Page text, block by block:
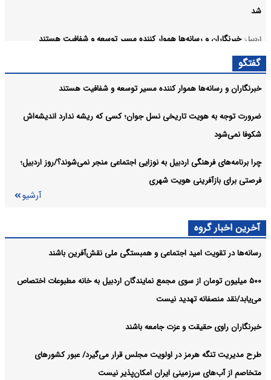
شد
اردبیل: خبرنگاران و رسانه‌ها هموار کننده مسیر توسعه و شفافیت هستند
اردبیل: ضرورت توجه به هویت تاریخی نسل جوان؛ کسی که ریشه ندارد
اندیشه‌اش شکوفا نمی‌شود
اردبیل: مأموریت اقتصادی استاندار اردبیل در باکو؛ توسعه کریدور شمال و واردات
نهاده‌های دامی در دستور کار
گفتگو
خبرنگاران و رسانه‌ها هموار کننده مسیر توسعه و شفافیت هستند
ضرورت توجه به هویت تاریخی نسل جوان؛ کسی که ریشه ندارد اندیشه‌اش
شکوفا نمی‌شود
چرا برنامه‌های فرهنگی اردبیل به نوزایی اجتماعی منجر نمی‌شوند؟/روز اردبیل؛
فرصتی برای بازآفرینی هویت شهری
آرشیو
آخرین اخبار گروه
رسانه‌ها در تقویت امید اجتماعی و همبستگی ملی نقش‌آفرین باشند
۵۰۰ میلیون تومان از سوی مجمع نمایندگان اردبیل به خانه مطبوعات اختصاص
می‌یابد/نقد منصفانه تهدید نیست
خبرنگاران راوی حقیقت و عزت جامعه باشند
طرح مدیریت تنگه هرمز در اولویت مجلس قرار می‌گیرد/ عبور کشورهای
متخاصم از آب‌های سرزمینی ایران امکان‌پذیر نیست